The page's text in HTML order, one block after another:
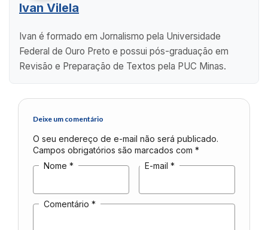
Ivan Vilela
Ivan é formado em Jornalismo pela Universidade
Federal de Ouro Preto e possui pós-graduação em
Revisão e Preparação de Textos pela PUC Minas.
Deixe um comentário
O seu endereço de e-mail não será publicado.
Campos obrigatórios são marcados com *
Nome * E-mail *
Comentário *